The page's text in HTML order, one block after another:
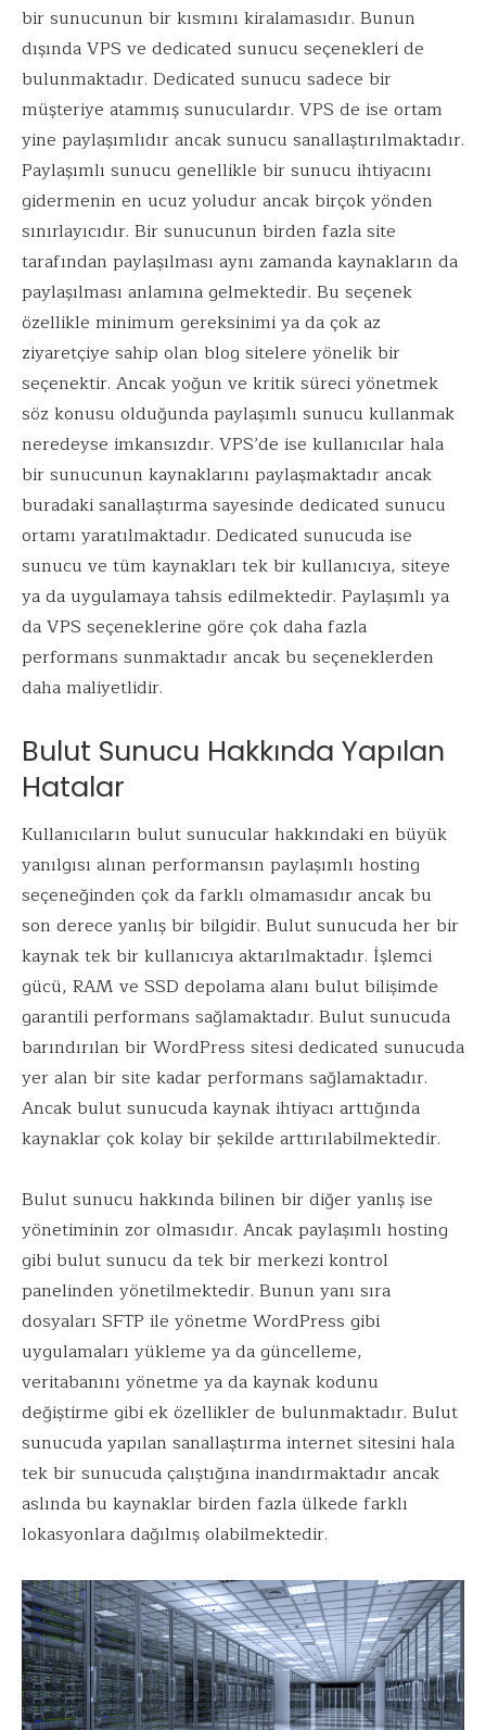
bir sunucunun bir kısmını kiralamasıdır. Bunun
dışında VPS ve dedicated sunucu seçenekleri de
bulunmaktadır. Dedicated sunucu sadece bir
müşteriye atammış sunuculardır. VPS de ise ortam
yine paylaşımlıdır ancak sunucu sanallaştırılmaktadır.
Paylaşımlı sunucu genellikle bir sunucu ihtiyacını
gidermenin en ucuz yoludur ancak birçok yönden
sınırlayıcıdır. Bir sunucunun birden fazla site
tarafından paylaşılması aynı zamanda kaynakların da
paylaşılması anlamına gelmektedir. Bu seçenek
özellikle minimum gereksinimi ya da çok az
ziyaretçiye sahip olan blog sitelere yönelik bir
seçenektir. Ancak yoğun ve kritik süreci yönetmek
söz konusu olduğunda paylaşımlı sunucu kullanmak
neredeyse imkansızdır. VPS’de ise kullanıcılar hala
bir sunucunun kaynaklarını paylaşmaktadır ancak
buradaki sanallaştırma sayesinde dedicated sunucu
ortamı yaratılmaktadır. Dedicated sunucuda ise
sunucu ve tüm kaynakları tek bir kullanıcıya, siteye
ya da uygulamaya tahsis edilmektedir. Paylaşımlı ya
da VPS seçeneklerine göre çok daha fazla
performans sunmaktadır ancak bu seçeneklerden
daha maliyetlidir.
Bulut Sunucu Hakkında Yapılan
Hatalar
Kullanıcıların bulut sunucular hakkındaki en büyük
yanılgısı alınan performansın paylaşımlı hosting
seçeneğinden çok da farklı olmamasıdır ancak bu
son derece yanlış bir bilgidir. Bulut sunucuda her bir
kaynak tek bir kullanıcıya aktarılmaktadır. İşlemci
gücü, RAM ve SSD depolama alanı bulut bilişimde
garantili performans sağlamaktadır. Bulut sunucuda
barındırılan bir WordPress sitesi dedicated sunucuda
yer alan bir site kadar performans sağlamaktadır.
Ancak bulut sunucuda kaynak ihtiyacı arttığında
kaynaklar çok kolay bir şekilde arttırılabilmektedir.
Bulut sunucu hakkında bilinen bir diğer yanlış ise
yönetiminin zor olmasıdır. Ancak paylaşımlı hosting
gibi bulut sunucu da tek bir merkezi kontrol
panelinden yönetilmektedir. Bunun yanı sıra
dosyaları SFTP ile yönetme WordPress gibi
uygulamaları yükleme ya da güncelleme,
veritabanını yönetme ya da kaynak kodunu
değiştirme gibi ek özellikler de bulunmaktadır. Bulut
sunucuda yapılan sanallaştırma internet sitesini hala
tek bir sunucuda çalıştığına inandırmaktadır ancak
aslında bu kaynaklar birden fazla ülkede farklı
lokasyonlara dağılmış olabilmektedir.